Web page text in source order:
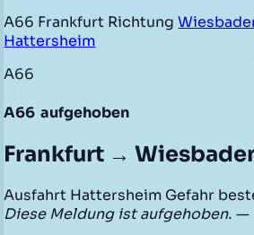
A66 Frankfurt Richtung
Hattersheim
A66
A66 aufgehoben
Frankfurt →
Ausfahrt Hattersheim Gefahr
Diese Meldung ist aufgehoben. —